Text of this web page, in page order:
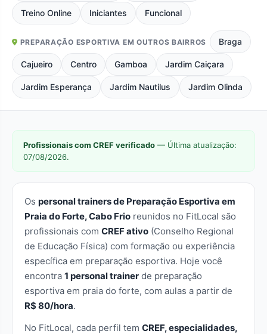
Treino Online Iniciantes Funcional
PREPARAÇÃO ESPORTIVA EM OUTROS BAIRROS Braga
Cajueiro Centro Gamboa Jardim Caiçara
Jardim Esperança Jardim Nautilus Jardim Olinda
Profissionais com CREF verificado — Última atualização:
07/08/2026.
Os personal trainers de Preparação Esportiva em
Praia do Forte, Cabo Frio reunidos no FitLocal são
profissionais com CREF ativo (Conselho Regional
de Educação Física) com formação ou experiência
específica em preparação esportiva. Hoje você
encontra 1 personal trainer de preparação
esportiva em praia do forte, com aulas a partir de
R$ 80/hora.
No FitLocal, cada perfil tem CREF, especialidades,